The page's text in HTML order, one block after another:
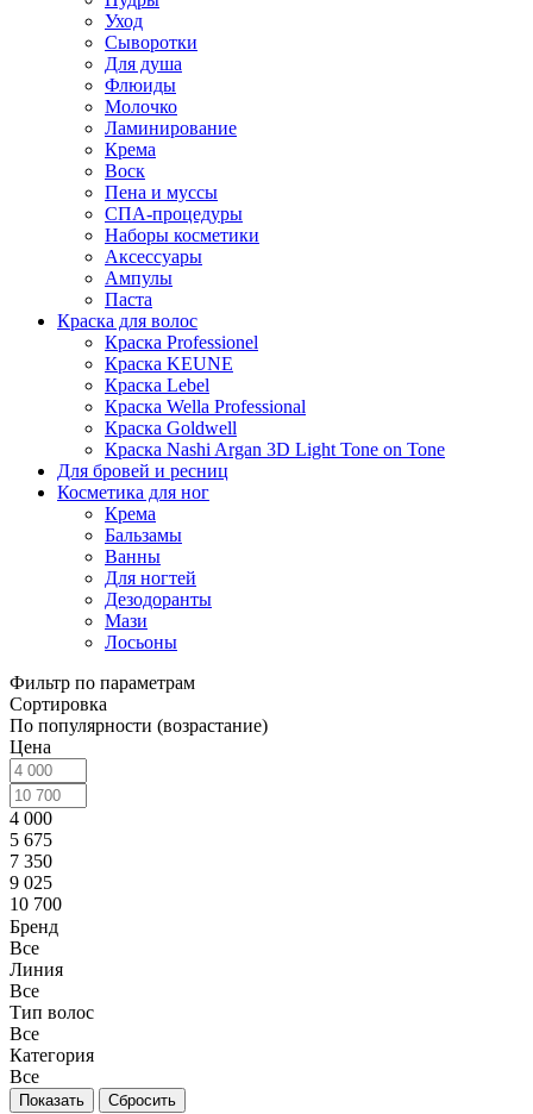
Уход
Сыворотки
Для душа
Флюиды
Молочко
Ламинирование
Крема
Воск
Пена и муссы
СПА-процедуры
Наборы косметики
Аксессуары
Ампулы
Паста
Краска для волос
Краска Professionel
Краска KEUNE
Краска Lebel
Краска Wella Professional
Краска Goldwell
Краска Nashi Argan 3D Light Tone on Tone
Для бровей и ресниц
Косметика для ног
Крема
Бальзамы
Ванны
Для ногтей
Дезодоранты
Мази
Лосьоны
Фильтр по параметрам
Сортировка
По популярности (возрастание)
Цена
4 000
5 675
7 350
9 025
10 700
Бренд
Все
Линия
Все
Тип волос
Все
Категория
Все
Сбросить